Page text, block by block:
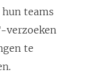
teams
verzoeken
te